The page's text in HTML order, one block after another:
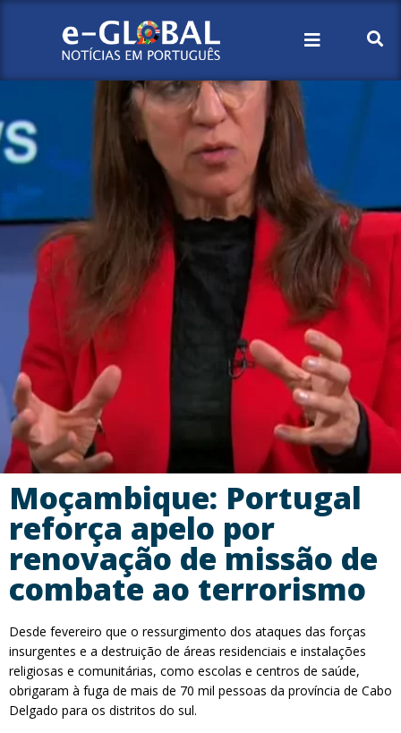
Moçambique: Portugal
reforça apelo por
renovação de missão de
combate ao terrorismo
Desde fevereiro que o ressurgimento dos ataques das forças
insurgentes e a destruição de áreas residenciais e instalações
religiosas e comunitárias, como escolas e centros de saúde,
obrigaram à fuga de mais de 70 mil pessoas da província de Cabo
Delgado para os distritos do sul.